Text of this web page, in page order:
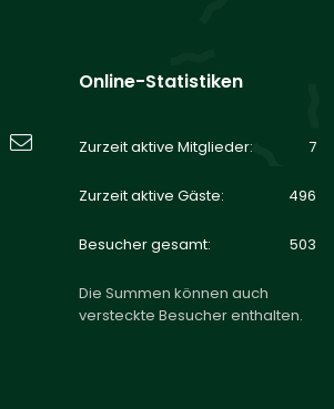
WhatsApp
E-Mail
Online-Statistiken
Zurzeit aktive Mitglieder 7
Zurzeit aktive Gäste 496
Besucher gesamt 503
Die Summen können auch
versteckte Besucher enthalten.